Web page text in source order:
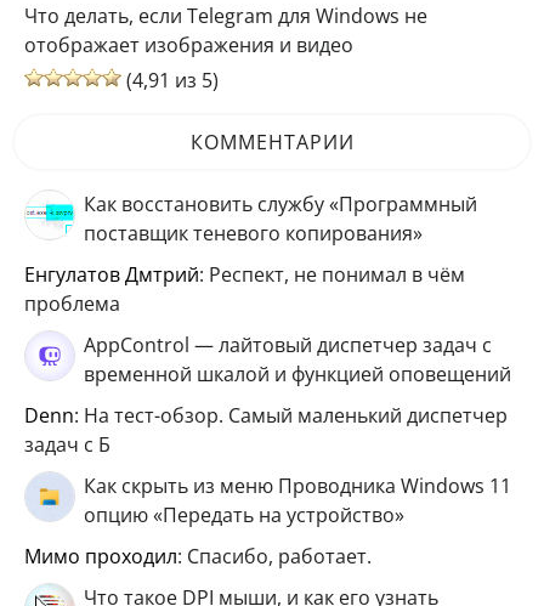
Что делать, если Telegram для Windows не
отображает изображения и видео
(4,91 из 5)
КОММЕНТАРИИ
Как восстановить службу «Программный
поставщик теневого копирования»
Енгулатов Дмтрий: Респект, не понимал в чём
проблема
AppControl — лайтовый диспетчер задач с
временной шкалой и функцией оповещений
Denn: На тест-обзор. Самый маленький диспетчер
задач с Б
Как скрыть из меню Проводника Windows 11
опцию «Передать на устройство»
мимо проходил: Спасибо, работает.
Что такое DPI мыши, и как его узнать